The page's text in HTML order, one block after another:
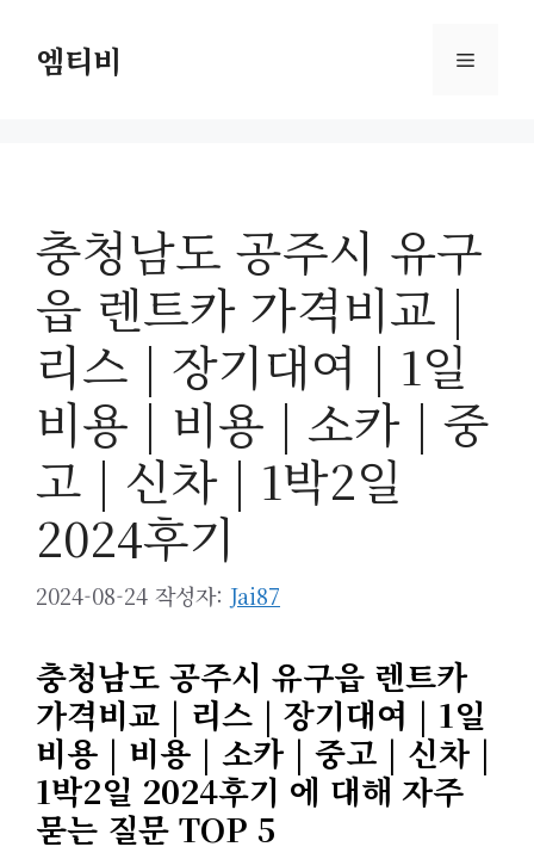
엠티비 메
충청남도 공주시 유구
읍 렌트카 가격비교 |
리스 | 장기대여 | 1일
비용 | 비용 | 소카 | 중
고 | 신차 | 1박2일
2024후기
2024-08-24 작성자: Jai87
충청남도 공주시 유구읍 렌트카
가격비교 | 리스 | 장기대여 | 1일
비용 | 비용 | 소카 | 중고 | 신차 |
1박2일 2024후기 에 대해 자주
묻는 질문 TOP 5